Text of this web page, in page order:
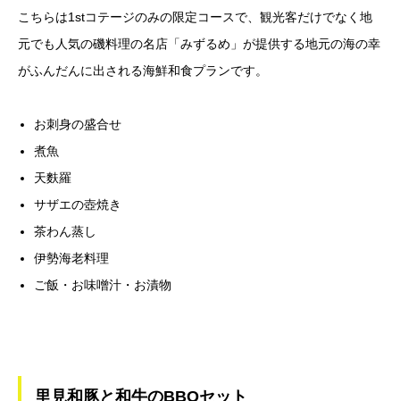
こちらは1stコテージのみの限定コースで、観光客だけでなく地
元でも人気の磯料理の名店「みずるめ」が提供する地元の海の幸
がふんだんに出される海鮮和食プランです。
お刺身の盛合せ
煮魚
天麩羅
サザエの壺焼き
茶わん蒸し
伊勢海老料理
ご飯・お味噌汁・お漬物
里見和豚と和牛のBBQセット